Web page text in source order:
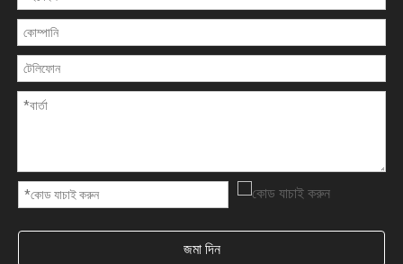
জমা দিন